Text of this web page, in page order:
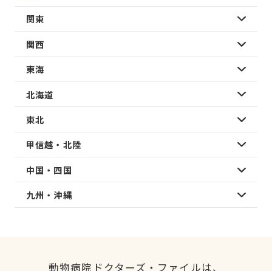
関東
関西
東海
北海道
東北
甲信越・北陸
中国・四国
九州・沖縄
動物病院ドクターズ・ファイルは、